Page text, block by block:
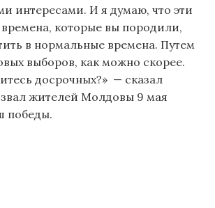
интересами. И я думаю, что эти
которые вы породили,
в нормальные времена. Путем
выборов, как можно скорее.
досрочных?» — сказал
жителей Молдовы 9 мая
победы.